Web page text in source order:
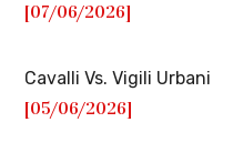
[07/06/2026]
Cavalli Vs. Vigili Urbani
[05/06/2026]